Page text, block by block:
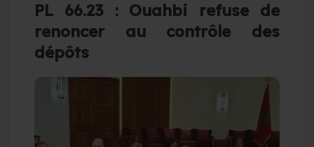
PL 66.23 : Ouahbi refuse de
renoncer au contrôle des
dépôts